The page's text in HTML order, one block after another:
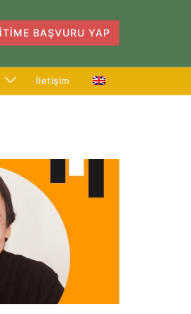
BAŞVURU YAP
İletişim